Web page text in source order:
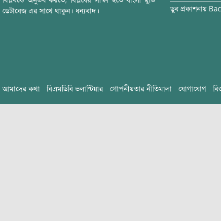
ডেটাবেজ এর সাথে থাকুন। ধন্যবাদ।
ডুব প্রকাশনায়
আমাদের কথা বিএমডিবি ভলান্টিয়ার গোপনীয়তার নীতিমালা যোগাযোগ